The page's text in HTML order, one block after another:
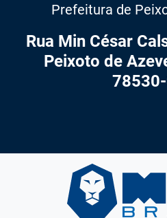
Prefeitura de
Rua Min César
Peixoto de